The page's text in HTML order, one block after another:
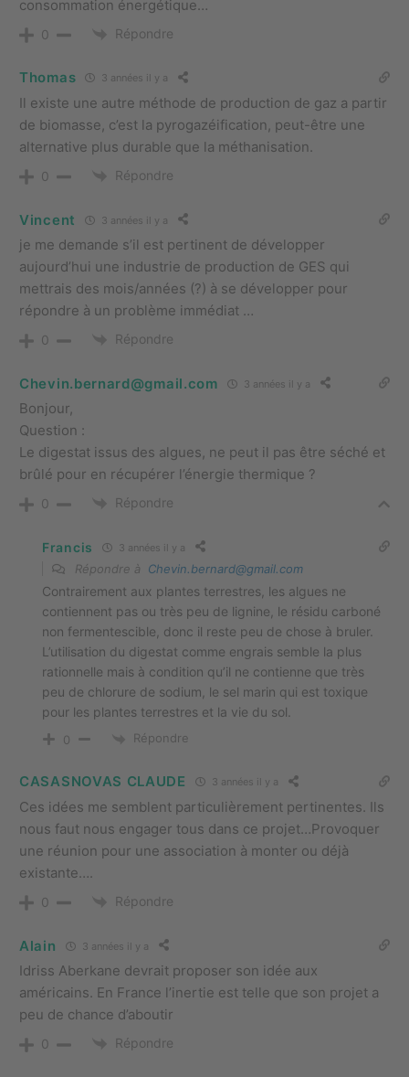
consommation énergétique…
0 Répondre
Thomas 3 années il y a
Il existe une autre méthode de production de gaz a partir
de biomasse, c’est la pyrogazéification, peut-être une
alternative plus durable que la méthanisation.
0 Répondre
Vincent 3 années il y a
je me demande s’il est pertinent de développer
aujourd’hui une industrie de production de GES qui
mettrais des mois/années (?) à se développer pour
répondre à un problème immédiat …
0 Répondre
Chevin.bernard@gmail.com 3 années il y a
Bonjour,
Question :
Le digestat issus des algues, ne peut il pas être séché et
brûlé pour en récupérer l’énergie thermique ?
0 Répondre
Francis 3 années il y a
Répondre à Chevin.bernard@gmail.com
Contrairement aux plantes terrestres, les algues ne
contiennent pas ou très peu de lignine, le résidu carboné
non fermentescible, donc il reste peu de chose à bruler.
L’utilisation du digestat comme engrais semble la plus
rationnelle mais à condition qu’il ne contienne que très
peu de chlorure de sodium, le sel marin qui est toxique
pour les plantes terrestres et la vie du sol.
0 Répondre
CASASNOVAS CLAUDE 3 années il y a
Ces idées me semblent particulièrement pertinentes. Ils
nous faut nous engager tous dans ce projet…Provoquer
une réunion pour une association à monter ou déjà
existante….
0 Répondre
Alain 3 années il y a
Idriss Aberkane devrait proposer son idée aux
américains. En France l’inertie est telle que son projet a
peu de chance d’aboutir
0 Répondre